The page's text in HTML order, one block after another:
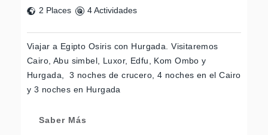
2 Places
4 Actividades
Viajar a Egipto Osiris con Hurgada. Visitaremos
Cairo, Abu simbel, Luxor, Edfu, Kom Ombo y
Hurgada, 3 noches de crucero, 4 noches en el Cairo
y 3 noches en Hurgada
Saber Más